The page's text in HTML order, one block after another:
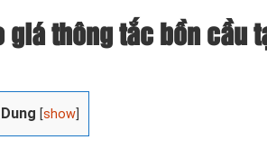
giá thông tắc bồn cầu
[show